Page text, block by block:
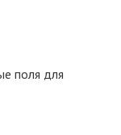
поля для